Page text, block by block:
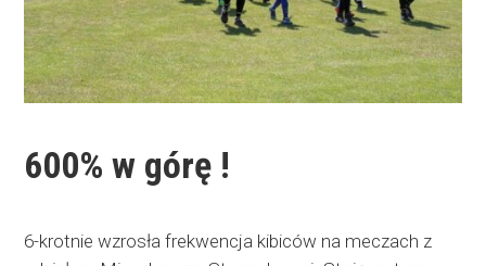
600% w górę !
6-krotnie wzrosła frekwencja kibiców na meczach z